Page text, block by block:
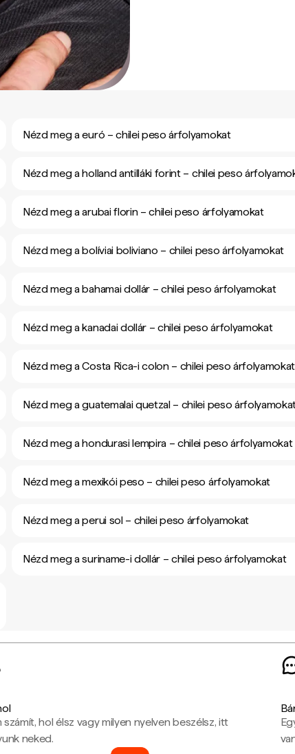
Nézd meg a euró – chilei peso árfolyamokat
Nézd meg a holland antilláki forint – chilei peso
Nézd meg a arubai florin – chilei peso árfolyamokat
Nézd meg a bolíviai boliviano – chilei peso árfolyamokat
Nézd meg a bahamai dollár – chilei peso árfolyamokat
Nézd meg a kanadai dollár – chilei peso árfolyamokat
Nézd meg a Costa Rica-i colon – chilei peso árfolyamokat
Nézd meg a guatemalai quetzal – chilei peso
Nézd meg a hondurasi lempira – chilei peso árfolyamokat
Nézd meg a mexikói peso – chilei peso árfolyamokat
Nézd meg a perui sol – chilei peso árfolyamokat
Nézd meg a suriname-i dollár – chilei peso árfolyamokat
számít, hol élsz vagy milyen nyelven beszélsz, itt
neked.